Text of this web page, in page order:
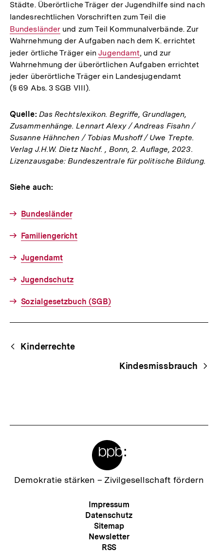
Städte. Überörtliche Träger der Jugendhilfe sind nach
landesrechtlichen Vorschriften zum Teil die
Link:
Bundesländer und zum Teil Kommunalverbände. Zur
Wahrnehmung der Aufgaben nach dem K. errichtet
jeder örtliche Träger einInterner
Link:
Jugendamt, und zur
Wahrnehmung der überörtlichen Aufgaben errichtet
jeder überörtliche Träger ein Landesjugendamt
(§ 69 Abs. 3 SGB VIII).
Quelle: Das Rechtslexikon. Begriffe, Grundlagen,
Zusammenhänge. Lennart Alexy / Andreas Fisahn /
Susanne Hähnchen / Tobias Mushoff / Uwe Trepte.
Verlag J.H.W. Dietz Nachf. , Bonn, 2. Auflage, 2023.
Lizenzausgabe: Bundeszentrale für politische Bildung.
Siehe auch:
Bundesländer
Familiengericht
Jugendamt
Jugendschutz
Sozialgesetzbuch (SGB)
Begriffsnavigation
Content-
Navigation
Kinderrechte
Kindesmissbrauch
Zur
Demokratie stärken – Zivilgesellschaft fördern
Meta-
Navigation
Impressum
Datenschutz
Sitemap
Newsletter
RSS